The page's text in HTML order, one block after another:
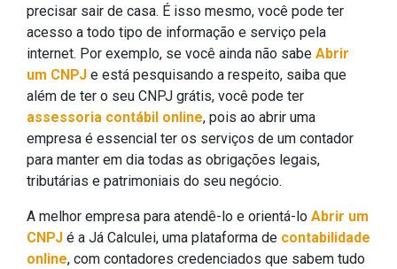
precisar sair de casa. É isso mesmo, você pode ter
acesso a todo tipo de informação e serviço pela
internet. Por exemplo, se você ainda não sabe Abrir
um CNPJ e está pesquisando a respeito, saiba que
além de ter o seu CNPJ grátis, você pode ter
assessoria contábil online, pois ao abrir uma
empresa é essencial ter os serviços de um contador
para manter em dia todas as obrigações legais,
tributárias e patrimoniais do seu negócio.
A melhor empresa para atendê-lo e orientá-lo Abrir um
CNPJ é a Já Calculei, uma plataforma de contabilidade
online, com contadores credenciados que sabem tudo